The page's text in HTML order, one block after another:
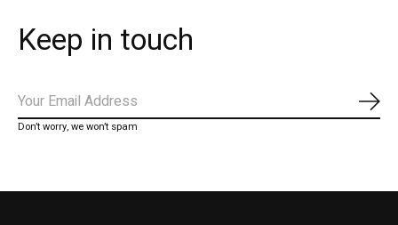
Keep in touch
Don’t worry, we won’t spam